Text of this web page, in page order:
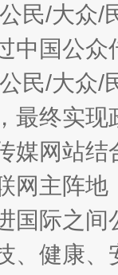
民/大众
中国公
民/大众
最终实
媒网站
网主阵
国际之
、健康